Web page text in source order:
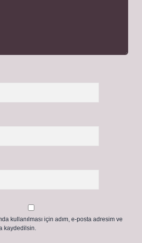
kullanılması için adım, e-posta adresim ve
kaydedilsin.